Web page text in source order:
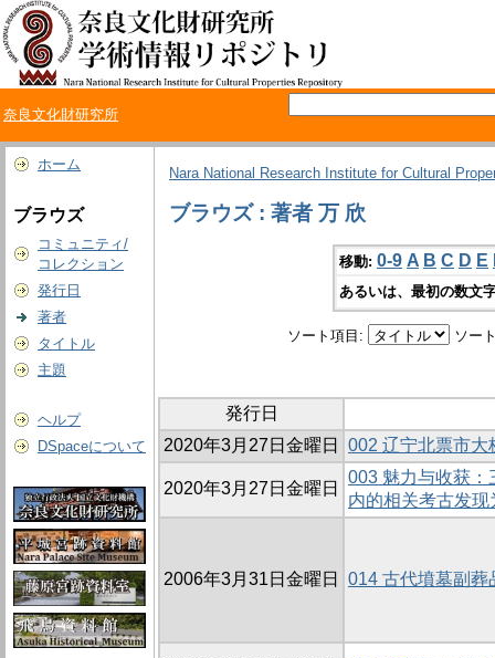
奈良文化財研究所
ホーム
ブラウズ
コミュニティ/
コレクション
発行日
著者
タイトル
主題
ヘルプ
DSpaceについて
Nara National Research Institute for Cultural
ブラウズ : 著者 万 欣
移動: 0-9 A B C D E
あるいは、最初の数文
ソート項目: ソー
発行日
2020年3月27日金曜日
002 辽宁北票市大
2020年3月27日金曜日
003 魅力与收获
内的相关考古发现
2006年3月31日金曜日 014 古代墳墓副葬